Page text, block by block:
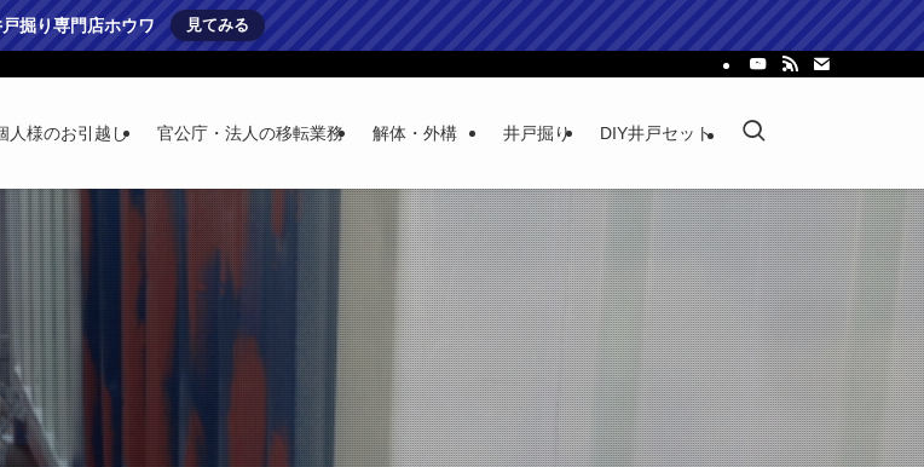
掘り専門店ホウワ 見てみる
人様のお引越し 官公庁・法人の移転業務 解体・外構 井戸掘り DIY井戸セット